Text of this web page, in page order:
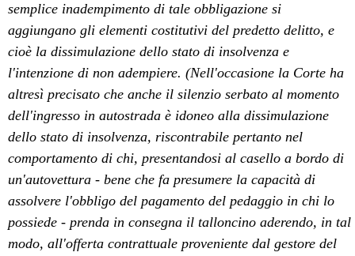
semplice inadempimento di tale obbligazione si
aggiungano gli elementi costitutivi del predetto delitto, e
cioè la dissimulazione dello stato di insolvenza e
l'intenzione di non adempiere. (Nell'occasione la Corte ha
altresì precisato che anche il silenzio serbato al momento
dell'ingresso in autostrada è idoneo alla dissimulazione
dello stato di insolvenza, riscontrabile pertanto nel
comportamento di chi, presentandosi al casello a bordo di
un'autovettura - bene che fa presumere la capacità di
assolvere l'obbligo del pagamento del pedaggio in chi lo
possiede - prenda in consegna il talloncino aderendo, in tal
modo, all'offerta contrattuale proveniente dal gestore del